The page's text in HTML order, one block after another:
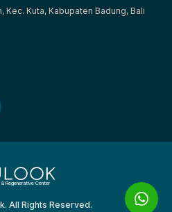
Kec. Kuta, Kabupaten Badung, Bali
Regenerative Center
All Rights Reserved.